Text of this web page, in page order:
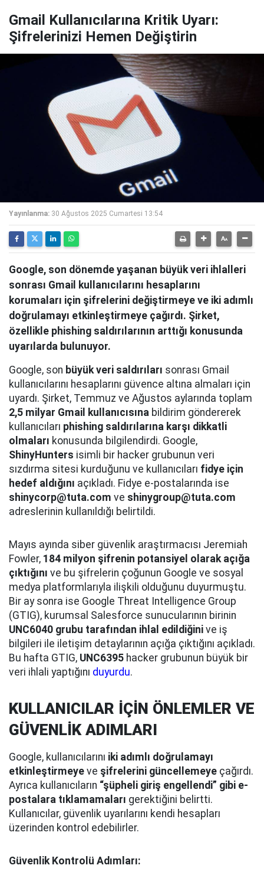
Gmail Kullanıcılarına Kritik Uyarı:
Şifrelerinizi Hemen Değiştirin
Yayınlanma: 30 Ağustos 2025 Cumartesi 13:54
Google, son dönemde yaşanan büyük veri ihlalleri
sonrası Gmail kullanıcılarını hesaplarını
korumaları için şifrelerini değiştirmeye ve iki adımlı
doğrulamayı etkinleştirmeye çağırdı. Şirket,
özellikle phishing saldırılarının arttığı konusunda
uyarılarda bulunuyor.
Google, son büyük veri saldırıları sonrası Gmail
kullanıcılarını hesaplarını güvence altına almaları için
uyardı. Şirket, Temmuz ve Ağustos aylarında toplam
2,5 milyar Gmail kullanıcısına bildirim göndererek
kullanıcıları phishing saldırılarına karşı dikkatli
olmaları konusunda bilgilendirdi. Google,
ShinyHunters isimli bir hacker grubunun veri
sızdırma sitesi kurduğunu ve kullanıcıları fidye için
hedef aldığını açıkladı. Fidye e-postalarında ise
shinycorp@tuta.com ve shinygroup@tuta.com
adreslerinin kullanıldığı belirtildi.
Mayıs ayında siber güvenlik araştırmacısı Jeremiah
Fowler, 184 milyon şifrenin potansiyel olarak açığa
çıktığını ve bu şifrelerin çoğunun Google ve sosyal
medya platformlarıyla ilişkili olduğunu duyurmuştu.
Bir ay sonra ise Google Threat Intelligence Group
(GTIG), kurumsal Salesforce sunucularının birinin
UNC6040 grubu tarafından ihlal edildiğini ve iş
bilgileri ile iletişim detaylarının açığa çıktığını açıkladı.
Bu hafta GTIG, UNC6395 hacker grubunun büyük bir
veri ihlali yaptığını duyurdu.
KULLANICILAR İÇİN ÖNLEMLER VE
GÜVENLİK ADIMLARI
Google, kullanıcılarını iki adımlı doğrulamayı
etkinleştirmeye ve şifrelerini güncellemeye çağırdı.
Ayrıca kullanıcıların “şüpheli giriş engellendi” gibi e-
postalara tıklamamaları gerektiğini belirtti.
Kullanıcılar, güvenlik uyarılarını kendi hesapları
üzerinden kontrol edebilirler.
Güvenlik Kontrolü Adımları: